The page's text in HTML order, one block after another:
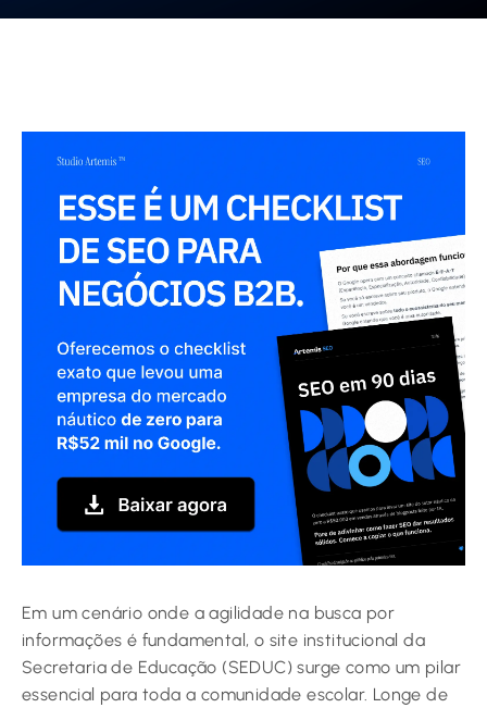
Em um cenário onde a agilidade na busca por
informações é fundamental, o site institucional da
Secretaria de Educação (SEDUC) surge como um pilar
essencial para toda a comunidade escolar. Longe de